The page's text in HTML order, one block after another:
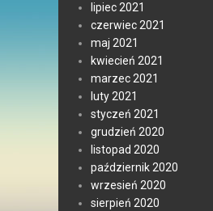
lipiec 2021
czerwiec 2021
maj 2021
kwiecień 2021
marzec 2021
luty 2021
styczeń 2021
grudzień 2020
listopad 2020
październik 2020
wrzesień 2020
sierpień 2020